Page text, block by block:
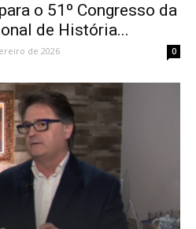
o 51º Congresso da
de História...
de 2026 0